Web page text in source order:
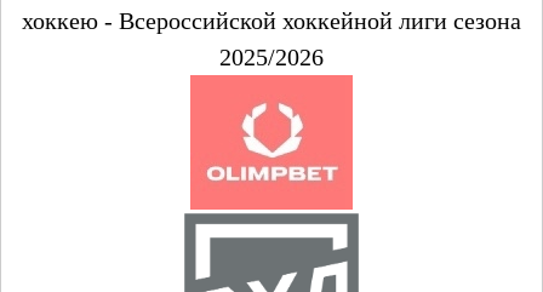
хоккею - Всероссийской хоккейной лиги сезона
2025/2026